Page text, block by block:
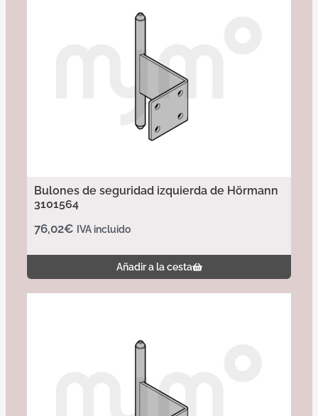
Bulones de seguridad izquierda de Hörmann
3101564
76,02€ IVA incluido
Añadir a la cesta